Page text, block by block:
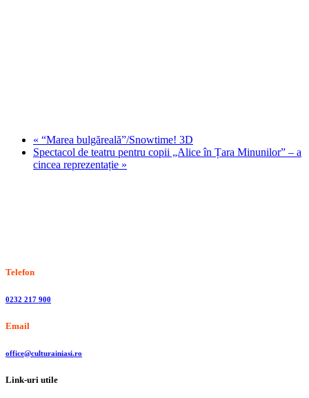
« “Marea bulgăreală”/Snowtime! 3D
Spectacol de teatru pentru copii „Alice în Țara Minunilor” – a
cincea reprezentație »
Telefon
0232 217 900
Email
office@culturainiasi.ro
Link-uri utile